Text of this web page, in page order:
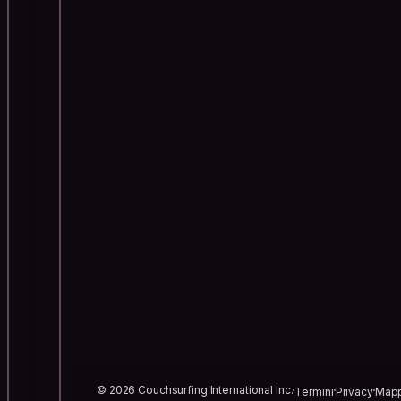
© 2026 Couchsurfing International Inc.TerminiPrivacy